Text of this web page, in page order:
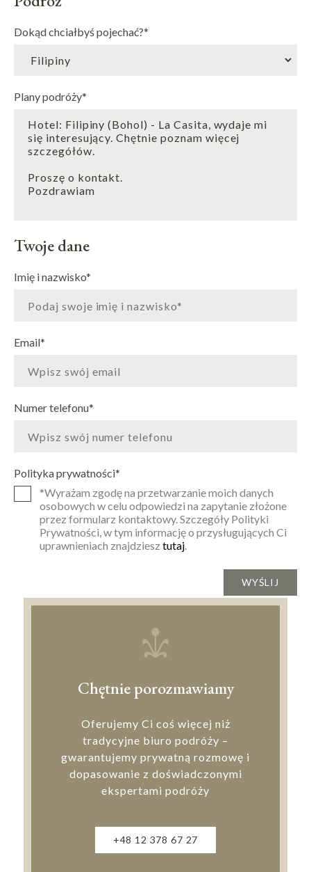
Dokąd chciałbyś pojechać?*
Plany podróży*
Twoje dane
Imię i nazwisko*
Email*
Numer telefonu*
Polityka prywatności*
*Wyrażam zgodę na przetwarzanie moich danych
osobowych w celu odpowiedzi na zapytanie złożone
przez formularz kontaktowy. Szczegóły Polityki
Prywatności, w tym informację o przysługujących Ci
uprawnieniach znajdziesz tutaj.
Chętnie porozmawiamy
Oferujemy Ci coś więcej niż
tradycyjne biuro podróży –
gwarantujemy prywatną rozmowę i
dopasowanie z doświadczonymi
ekspertami podróży
+48 12 378 67 27